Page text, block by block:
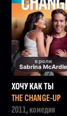
в роли
Sabrina McArdle
ХОЧУ КАК ТЫ
THE CHANGE-UP
2011, комедия